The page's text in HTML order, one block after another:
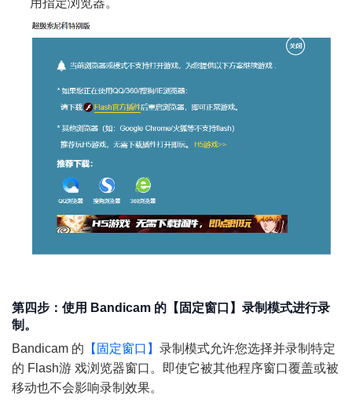
用指定浏览器。
第四步：使用 Bandicam 的【固定窗口】录制模式进行录
制。
Bandicam 的 【固定窗口】 录制模式允许您选择并录制特定
的 Flash游 戏浏览器窗口。即使它被其他程序窗口覆盖或被
移动也不会影响录制效果。